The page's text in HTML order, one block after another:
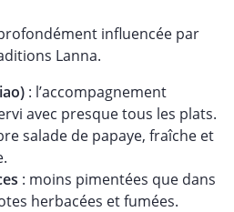
influencée par
Lanna.
: l’accompagnement
avec presque tous les plats.
salade de papaye, fraîche et
: moins pimentées que dans
herbacées et fumées.